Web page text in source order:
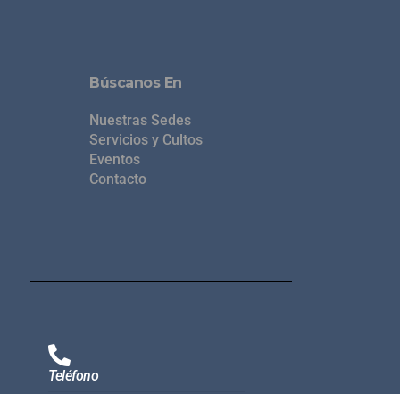
Búscanos En
Nuestras Sedes
Servicios y Cultos
Eventos
Contacto
Teléfono